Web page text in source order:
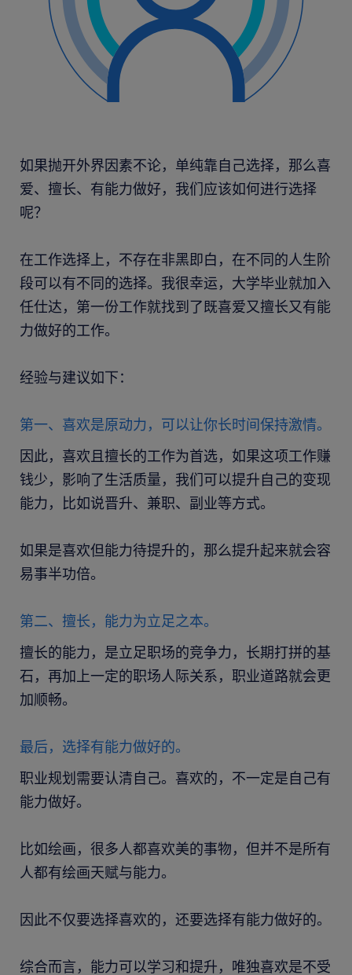
如果抛开外界因素不论，单纯靠自己选择，那么喜
爱、擅长、有能力做好，我们应该如何进行选择
呢？
在工作选择上，不存在非黑即白，在不同的人生阶
段可以有不同的选择。我很幸运，大学毕业就加入
任仕达，第一份工作就找到了既喜爱又擅长又有能
力做好的工作。
经验与建议如下：
第一、喜欢是原动力，可以让你长时间保持激情。
因此，喜欢且擅长的工作为首选，如果这项工作赚
钱少，影响了生活质量，我们可以提升自己的变现
能力，比如说晋升、兼职、副业等方式。
如果是喜欢但能力待提升的，那么提升起来就会容
易事半功倍。
第二、擅长，能力为立足之本。
擅长的能力，是立足职场的竞争力，长期打拼的基
石，再加上一定的职场人际关系，职业道路就会更
加顺畅。
最后，选择有能力做好的。
职业规划需要认清自己。喜欢的，不一定是自己有
能力做好。
比如绘画，很多人都喜欢美的事物，但并不是所有
人都有绘画天赋与能力。
因此不仅要选择喜欢的，还要选择有能力做好的。
综合而言，能力可以学习和提升，唯独喜欢是不受